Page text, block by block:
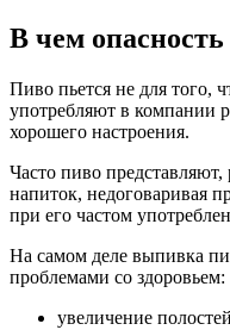
В чем
Пиво пьется не для того,
употребляют в компании
хорошего настроения.
Часто пиво
напиток, недоговаривая
при его частом
На самом деле выпивка
проблемами со здоровьем:
увеличение